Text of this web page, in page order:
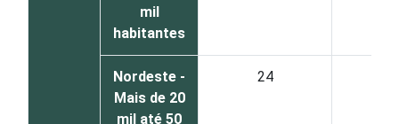
mil
habitantes
Nordeste -
Mais de 20
mil até 50
24